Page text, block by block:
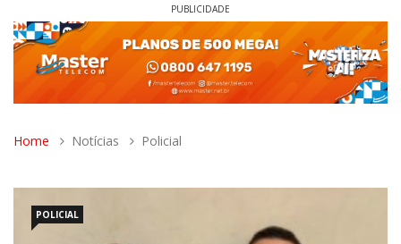
PUBLICIDADE
Home Notícias Policial
POLICIAL